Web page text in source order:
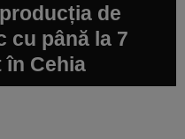
de
cu până la 7
în Cehia